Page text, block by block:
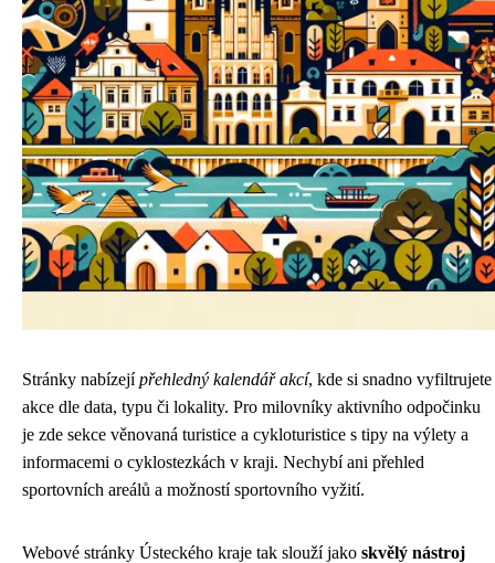
Stránky nabízejípřehledný kalendář akcí, kde si snadno vyfiltrujete
akce dle data, typu či lokality. Pro milovníky aktivního odpočinku
je zde sekce věnovaná turistice a cykloturistice s tipy na výlety a
informacemi o cyklostezkách v kraji. Nechybí ani přehled
sportovních areálů a možností sportovního vyžití.
Webové stránky Ústeckého kraje tak slouží jako skvělý nástroj